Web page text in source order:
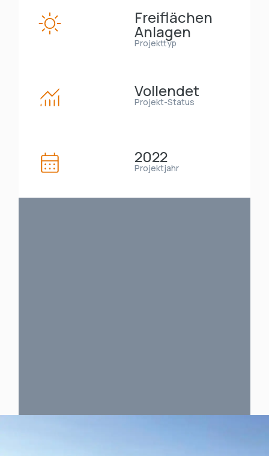
Freiflächen
Anlagen
Projekttyp
Vollendet
Projekt-Status
2022
Projektjahr